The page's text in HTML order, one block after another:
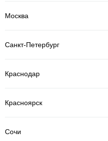
Москва
Санкт-Петербург
Краснодар
Красноярск
Сочи